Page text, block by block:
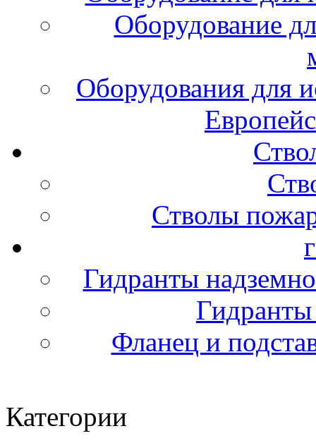
Оборудование
Оборудования для
Стволы
Гидранты
Фланец и
Категории